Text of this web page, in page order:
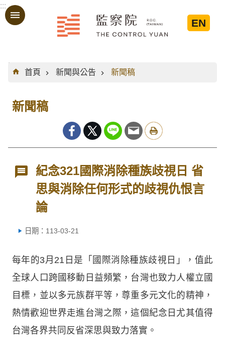
跳到主要內容區塊
:::
EN
:::
首頁
新聞與公告 新聞稿
新聞稿
紀念321國際消除種族歧視日 省
思與消除任何形式的歧視仇恨言
論
日期：113-03-21
每年的3月21日是「國際消除種族歧視日」，值此
全球人口跨國移動日益頻繁，台灣也致力人權立國
目標，並以多元族群平等，尊重多元文化的精神，
熱情歡迎世界走進台灣之際，這個紀念日尤其值得
台灣各界共同反省深思與致力落實。